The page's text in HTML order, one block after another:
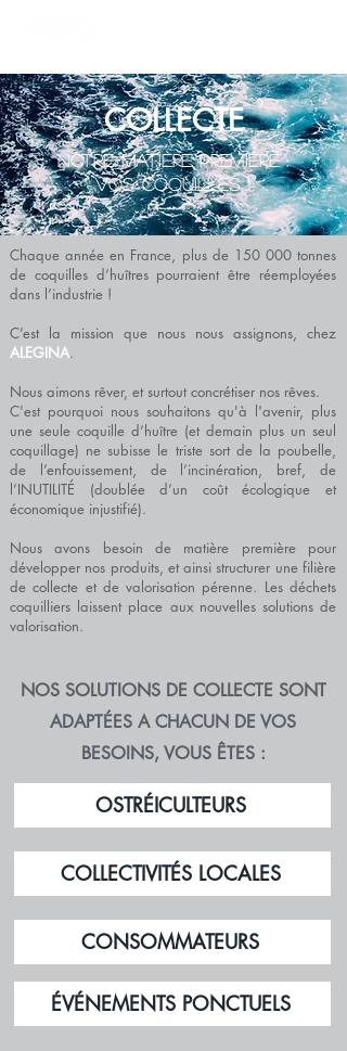
NOTRE MATIÈRE PREMIÈRE :
VOS COQUILLES !
COLLECTE
Chaque année en France, plus de 150 000 tonnes
de coquilles d’huîtres pourraient être réemployées
dans l’industrie !
C’est la mission que nous nous assignons, chez
ALEGINA.
Nous aimons rêver, et surtout concrétiser nos rêves.
C'est pourquoi nous souhaitons qu'à l'avenir, plus
une seule coquille d’huître (et demain plus un seul
coquillage) ne subisse le triste sort de la poubelle,
de l’enfouissement, de l’incinération, bref, de
l’INUTILITÉ (doublée d’un coût écologique et
économique injustifié).
Nous avons besoin de matière première pour
développer nos produits, et ainsi structurer une filière
de collecte et de valorisation pérenne. Les déchets
coquilliers laissent place aux nouvelles solutions de
valorisation.
NOS SOLUTIONS DE COLLECTE SONT
ADAPTÉES A CHACUN DE VOS
BESOINS, VOUS ÊTES :
OSTRÉICULTEURS
COLLECTIVITÉS LOCALES
CONSOMMATEURS
ÉVÉNEMENTS PONCTUELS